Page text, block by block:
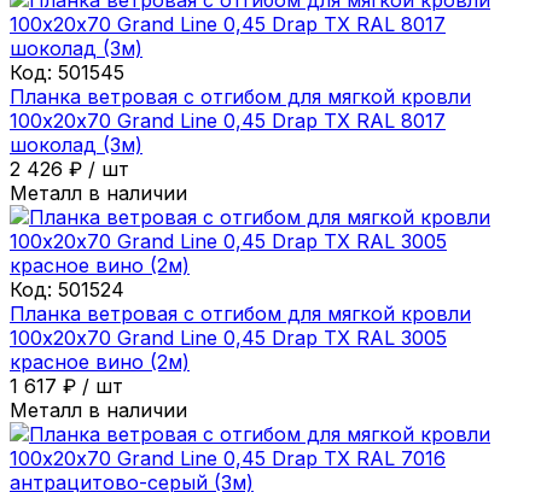
Код: 501545
Планка ветровая с отгибом для мягкой кровли
100х20х70 Grand Line 0,45 Drap ТХ RAL 8017
шоколад (3м)
2 426 ₽ / шт
Металл в наличии
Код: 501524
Планка ветровая с отгибом для мягкой кровли
100х20х70 Grand Line 0,45 Drap ТХ RAL 3005
красное вино (2м)
1 617 ₽ / шт
Металл в наличии